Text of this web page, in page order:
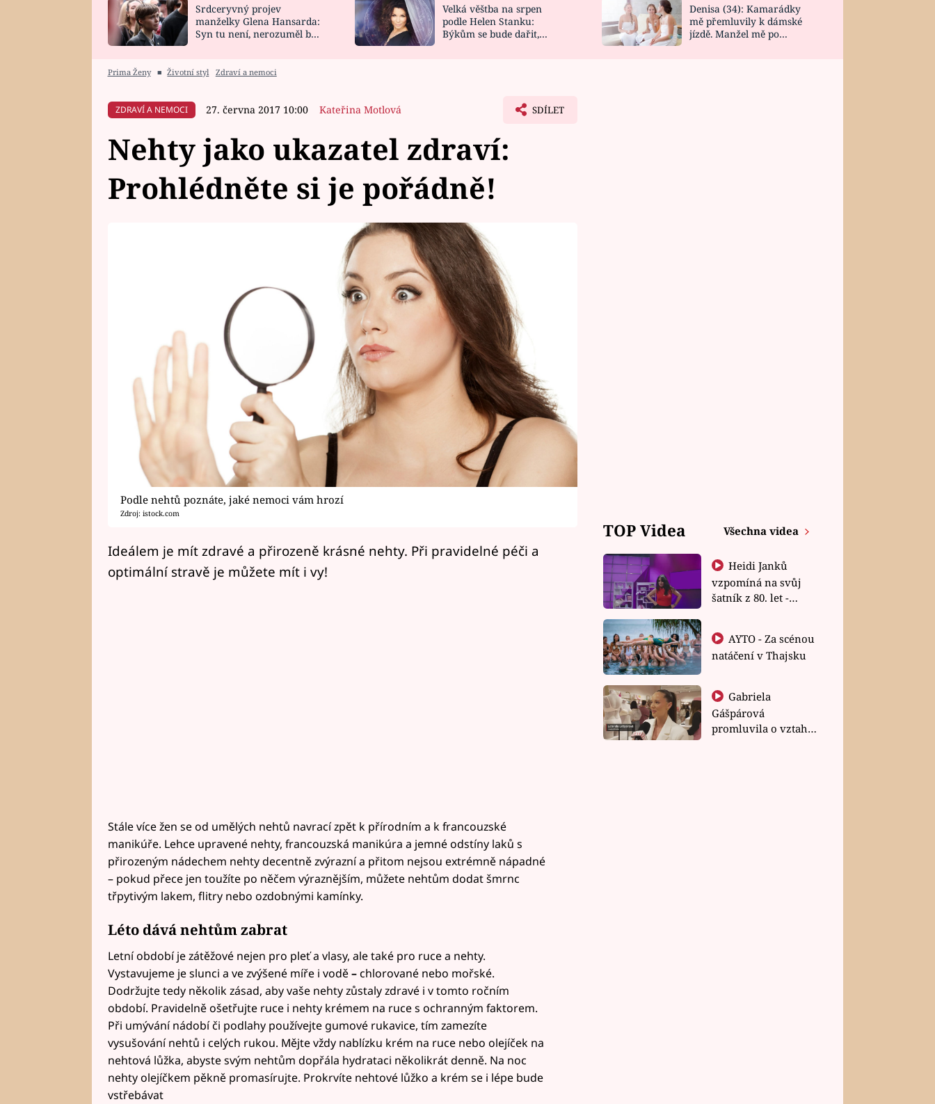
HOROSKOP NA
CELEBRITY
VAŘENÍ
NOVINKY
VIDEORECEPTY
DESIGN
Srdceryvný projev
manželky Glena Hansarda:
Syn tu není, nerozuměl by
Velká věštba na srpen
podle Helen Stanku:
Býkům se bude dařit,
Denisa (34): Kamarádky
mě přemluvily k dámské
jízdě. Manžel mě po
Prima Ženy ■ Životní styl Zdraví a nemoci
ZDRAVÍ A NEMOCI 27. června 2017 10:00 Kateřina Motlová SDÍLET
Nehty jako ukazatel zdraví:
Prohlédněte si je pořádně!
Podle nehtů poznáte, jaké nemoci vám hrozí
Zdroj: istock.com
Ideálem je mít zdravé a přirozeně krásné nehty. Při pravidelné péči a
optimální stravě je můžete mít i vy!
Stále více žen se od umělých nehtů navrací zpět k přírodním a k francouzské
manikúře. Lehce upravené nehty, francouzská manikúra a jemné odstíny laků s
přirozeným nádechem nehty decentně zvýrazní a přitom nejsou extrémně nápadné
– pokud přece jen toužíte po něčem výraznějším, můžete nehtům dodat šmrnc
třpytivým lakem, flitry nebo ozdobnými kamínky.
Léto dává nehtům zabrat
Letní období je zátěžové nejen pro pleť a vlasy, ale také pro ruce a nehty.
Vystavujeme je slunci a ve zvýšené míře i vodě–chlorované nebo mořské.
Dodržujte tedy několik zásad, aby vaše nehty zůstaly zdravé i v tomto ročním
období. Pravidelně ošetřujte ruce i nehty krémem na ruce s ochranným faktorem.
Při umývání nádobí či podlahy používejte gumové rukavice, tím zamezíte
vysušování nehtů i celých rukou. Mějte vždy nablízku krém na ruce nebo olejíček na
nehtová lůžka, abyste svým nehtům dopřála hydrataci několikrát denně. Na noc
nehty olejíčkem pěkně promasírujte. Prokrvíte nehtové lůžko a krém se i lépe bude
vstřebávat
TOP Videa Všechna videa
Heidi Janků
vzpomíná na svůj
šatník z 80. let -
natáčení v Thajsku
Gabriela
Gášpárová
promluvila o vztahu